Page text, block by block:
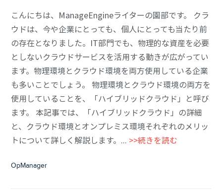
こんにちは、ManageEngineライターの園部です。 クラ
ウドは、今や企業にとっても、個人にとっても当たり前
の存在となりました。IT部門でも、物理的な資産を必要
としないクラウドサービスを活用する動きが広がってい
ます。物理環境とクラウド環境を両方使用している企業
も多いことでしょう。 物理環境とクラウド環境の両方を
使用していることを、「ハイブリッドクラウド」と呼び
ます。 本記事では、「ハイブリッドクラウド」の詳細
と、クラウド環境とオンプレミス環境それぞれのメリッ
トについて詳しく解説します。... >>続きを読む
OpManager